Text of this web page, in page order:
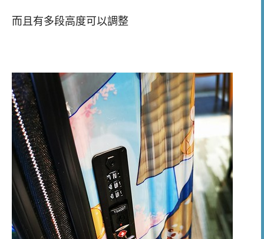
而且有多段高度可以調整